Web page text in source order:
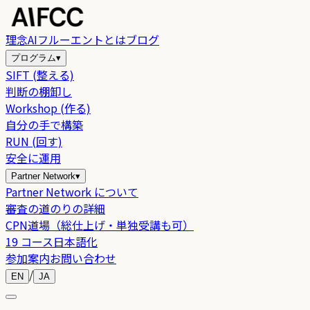
理念AIフルーエントとはブログ
プログラム▾
SIFT (整える)
判断の棚卸し
Workshop (作る)
自分の手で構築
RUN (回す)
安全に運用
Partner Network▾
Partner Network について
審査の道のりの詳細
CPN道場（総仕上げ・単独受講も可）
19 コース日本語化
参加案内お問い合わせ
EN / JA